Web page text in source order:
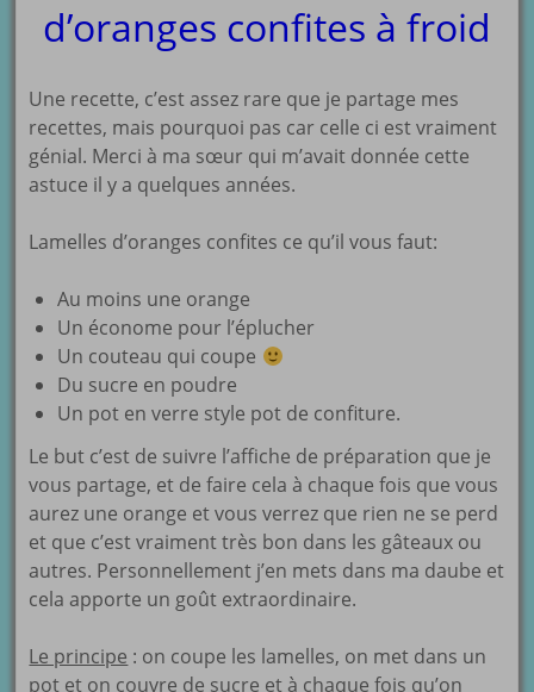
d’oranges confites à froid
Une recette, c’est assez rare que je partage mes
recettes, mais pourquoi pas car celle ci est vraiment
génial. Merci à ma sœur qui m’avait donnée cette
astuce il y a quelques années.
Lamelles d’oranges confites ce qu’il vous faut:
Au moins une orange
Un économe pour l’éplucher
Un couteau qui coupe
Du sucre en poudre
Un pot en verre style pot de confiture.
Le but c’est de suivre l’affiche de préparation que je
vous partage, et de faire cela à chaque fois que vous
aurez une orange et vous verrez que rien ne se perd
et que c’est vraiment très bon dans les gâteaux ou
autres. Personnellement j’en mets dans ma daube et
cela apporte un goût extraordinaire.
Le principe : on coupe les lamelles, on met dans un
pot et on couvre de sucre et à chaque fois qu’on